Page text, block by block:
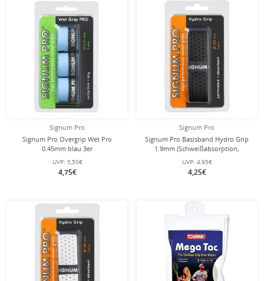
Signum Pro
Signum Pro Overgrip Wet Pro
0.45mm blau 3er
UVP: 5,50€
4,75€
Signum Pro
Signum Pro Basisband Hydro Grip
1.9mm (Schweißabsorption,
perforiert) schwarz - 1 Stück
UVP: 4,95€
4,25€